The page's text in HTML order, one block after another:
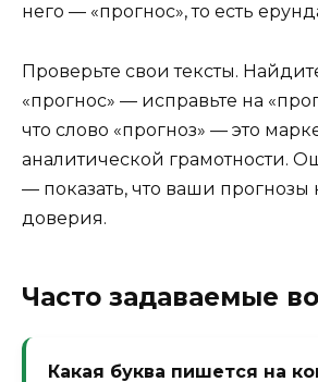
него — «прогнос», то есть
Проверьте свои тексты.
«прогнос» — исправьте на
что слово «прогноз» — это
аналитической грамотности.
— показать, что ваши прогнозы
доверия.
Часто задаваемые
Какая буква пишется на